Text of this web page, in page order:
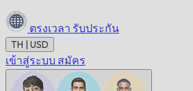
ตรงเวลา รับประกัน
TH | USD
เข้าสู่ระบบ สมัคร